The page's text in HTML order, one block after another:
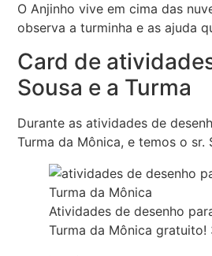
O Anjinho vive em cima das
observa a turminha e as ajuda
Card de
Sousa e a Turma
Durante as atividades de
Turma da Mônica, e temos o sr.
Atividades de desenho
Turma da Mônica gratuito!